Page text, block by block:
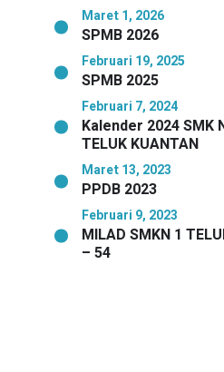
Maret 1, 2026
SPMB 2026
Februari 19, 2025
SPMB 2025
Februari 7, 2024
Kalender 2024 SMK
TELUK KUANTAN
Maret 13, 2023
PPDB 2023
Februari 9, 2023
MILAD SMKN 1
– 54